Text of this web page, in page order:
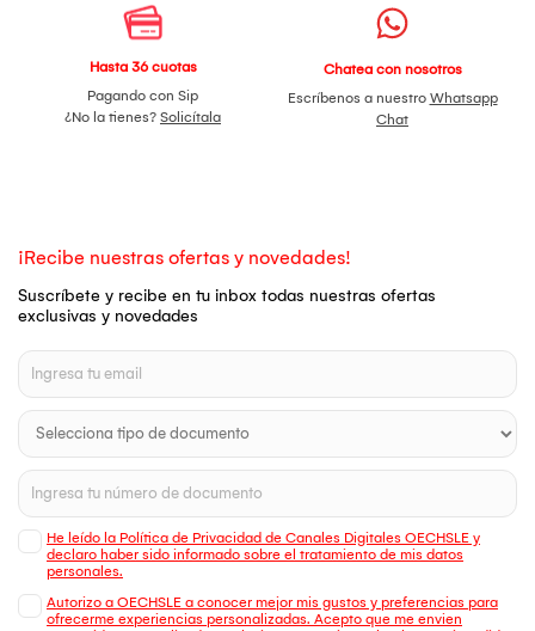
Hasta 36 cuotas
Pagando con Sip
¿No la tienes? Solicítala
Chatea con nosotros
Escríbenos a nuestro Whatsapp
Chat
¡Recibe nuestras ofertas y novedades!
Suscríbete y recibe en tu inbox todas nuestras ofertas
exclusivas y novedades
He leído la Política de Privacidad de Canales Digitales OECHSLE y
declaro haber sido informado sobre el tratamiento de mis datos
personales.
Autorizo a OECHSLE a conocer mejor mis gustos y preferencias para
ofrecerme experiencias personalizadas. Acepto que me envien